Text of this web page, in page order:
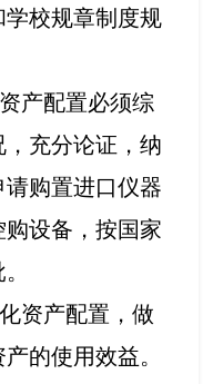
校规章制度规
产配置必须综
充分论证，纳
购置进口仪器
设备，按国家
资产配置，做
的使用效益。